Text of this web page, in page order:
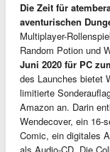
Die Zeit für
aventurischen
Multiplayer-
Random Potion und
Juni 2020 für PC
des Launches bietet
limitierte
Amazon an. Darin
Wendecover, ein 16-
Comic, ein digitales